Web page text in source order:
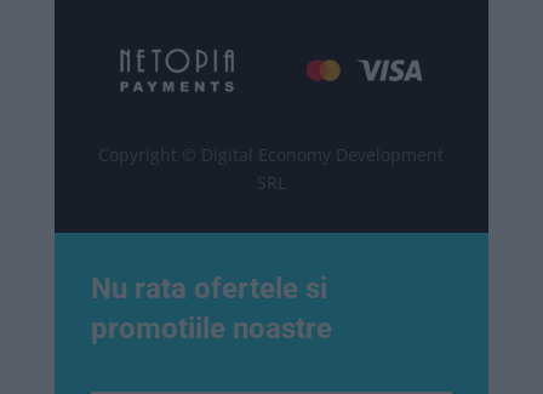
Copyright © Digital Economy Development
SRL
Nu rata ofertele si
promotiile noastre